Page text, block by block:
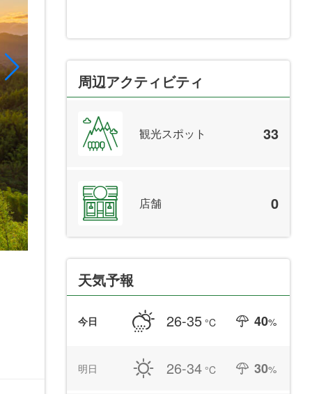
周辺アクティビティ
観光スポット 33
店舗 0
天気予報
今日 26-35 °C 40%
明日 26-34 °C 30%